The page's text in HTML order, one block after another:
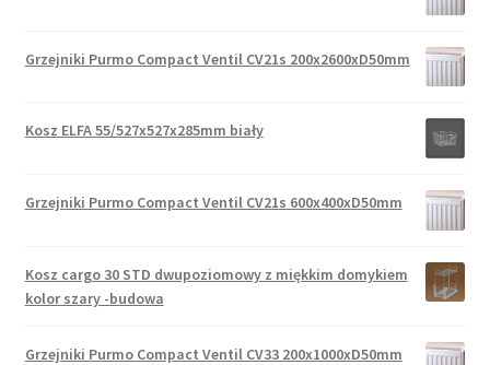
Grzejniki Purmo Compact Ventil CV21s 200x2600xD50mm
Kosz ELFA 55/527x527x285mm biały
Grzejniki Purmo Compact Ventil CV21s 600x400xD50mm
Kosz cargo 30 STD dwupoziomowy z miękkim domykiem
kolor szary -budowa
Grzejniki Purmo Compact Ventil CV33 200x1000xD50mm